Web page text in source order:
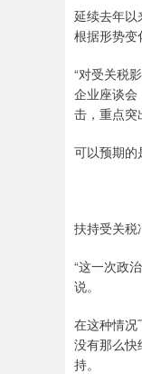
延续去年以
根据形势变
“对受关税
企业座谈会
击，重点突
可以预期的
扶持受关税
“这一次政
说。
在这种情况
没有那么快
持。
2.13%